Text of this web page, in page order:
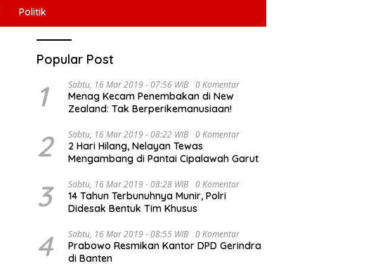
Politik
Popular Post
1 Sabtu, 16 Mar 2019 - 07:56 WIB 0 Komentar
Menag Kecam Penembakan di New
Zealand: Tak Berperikemanusiaan!
2 Sabtu, 16 Mar 2019 - 08:22 WIB 0 Komentar
2 Hari Hilang, Nelayan Tewas
Mengambang di Pantai Cipalawah Garut
3 Sabtu, 16 Mar 2019 - 08:28 WIB 0 Komentar
14 Tahun Terbunuhnya Munir, Polri
Didesak Bentuk Tim Khusus
4 Sabtu, 16 Mar 2019 - 08:55 WIB 0 Komentar
Prabowo Resmikan Kantor DPD Gerindra
di Banten